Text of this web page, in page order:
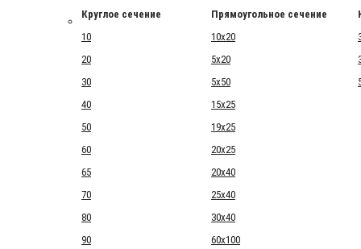
Круглое сечение
Прямоугольное сечение
10
10x20
20
5x20
30
5x50
40
15x25
50
19x25
60
20x25
65
20x40
70
25x40
80
30x40
90
60x100